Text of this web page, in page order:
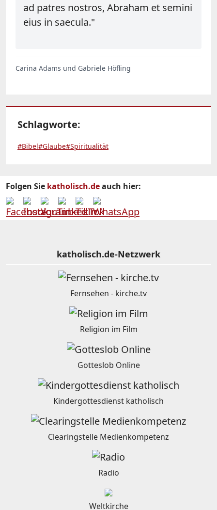
ad patres nostros, Abraham et semini
eius in saecula."
Carina Adams und Gabriele Höfling
Schlagworte:
#Bibel#Glaube#Spiritualität
Folgen Sie katholisch.deauch hier:
katholisch.de-Netzwerk
Fernsehen - kirche.tv
Religion im Film
Gotteslob Online
Kindergottesdienst katholisch
Clearingstelle Medienkompetenz
Radio
Weltkirche